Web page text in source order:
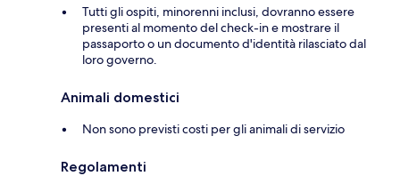
Tutti gli ospiti, minorenni inclusi, dovranno essere
presenti al momento del check-in e mostrare il
passaporto o un documento d'identità rilasciato dal
loro governo.
Animali domestici
Non sono previsti costi per gli animali di servizio
Regolamenti